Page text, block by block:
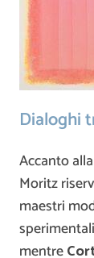
Dialoghi
Accanto
Moritz
maestri
mentre